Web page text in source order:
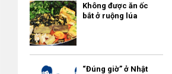
Không được ăn ốc
bắt ở ruộng lúa
“Đúng giờ” ở Nhật